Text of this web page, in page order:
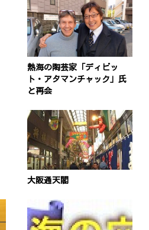
熱海の陶芸家「ディビッ
ト・アタマンチャック」氏
と再会
大阪通天閣